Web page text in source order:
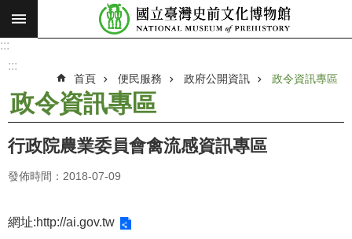
跳到主要內容區塊
搜
願
使
命
新
:::
:::
首頁 便民服務 政府公開資訊 政令資訊專區
政令資訊專區
行政院農業委員會禽流感資訊專區
發佈時間：2018-07-09
網址:http://ai.gov.tw